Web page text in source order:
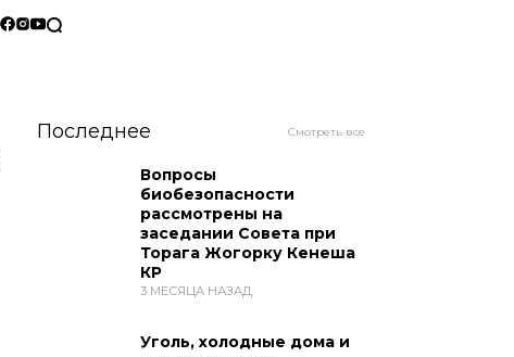
Последнее Смотреть все
Вопросы
биобезопасности
рассмотрены на
заседании Совета при
Торага Жогорку Кенеша
КР
3 МЕСЯЦА НАЗАД
Уголь, холодные дома и